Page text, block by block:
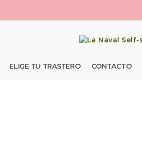
ELIGE TU TRASTERO CONTACTO